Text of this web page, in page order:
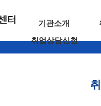
기관소개
취업상담신청